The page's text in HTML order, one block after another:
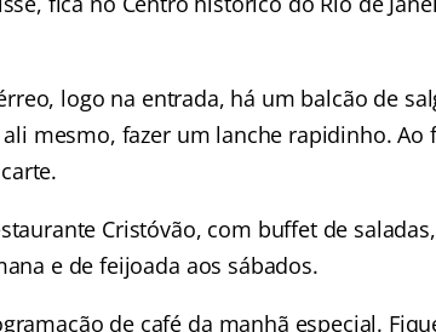
logo na entrada, há um balcão de
mesmo, fazer um lanche rapidinho. Ao
Cristóvão, com buffet de
e de feijoada aos sábados.
de café da manhã especial.